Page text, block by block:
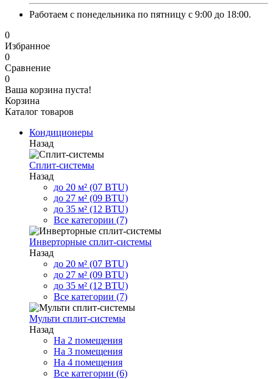
Работаем с понедельника по пятницу с 9:00 до 18:00.
0
Избранное
0
Сравнение
0
Ваша корзина пуста!
Корзина
Каталог товаров
Кондиционеры
Назад
Сплит-системы
Назад
до 20 м² (07 BTU)
до 27 м² (09 BTU)
до 35 м² (12 BTU)
Все категории (7)
Инверторные сплит-системы
Назад
до 20 м² (07 BTU)
до 27 м² (09 BTU)
до 35 м² (12 BTU)
Все категории (7)
Мульти сплит-системы
Назад
На 2 помещения
На 3 помещения
На 4 помещения
Все категории (6)